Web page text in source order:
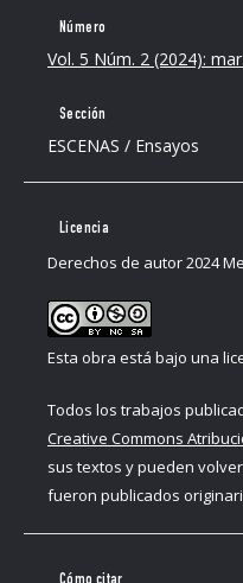
Número
Vol. 5 Núm. 2 (2024):
Sección
ESCENAS / Ensayos
Licencia
Derechos de autor 2024
Esta obra está bajo una
Todos los trabajos
Creative Commons
sus textos y pueden
fueron publicados